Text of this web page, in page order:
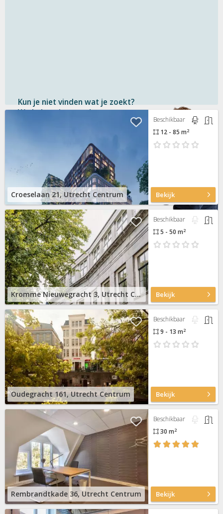
Kun je niet vinden wat je zoekt?
We helpen je graag!
antwoord
Persoonlijke hulp
Neem contact op
Croeselaan 21, Utrecht Centrum
Beschikbaar
12 - 85 m2
Bekijk
Kromme Nieuwegracht 3, Utrecht Centrum
Beschikbaar
5 - 50 m2
Bekijk
Oudegracht 161, Utrecht Centrum
Beschikbaar
9 - 13 m2
Bekijk
Rembrandtkade 36, Utrecht Centrum
Beschikbaar
30 m2
Bekijk